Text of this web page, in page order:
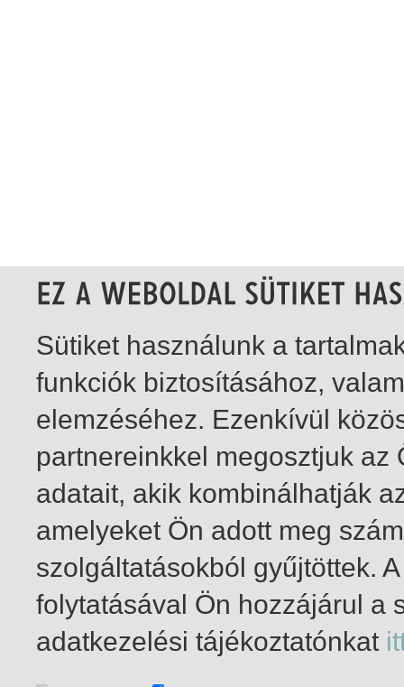
1-1 / insgesamt 1 Treffer
Sütiket használunk a
funkciók biztosításához,
elemzéséhez. Ezenkívül
partnereinkkel megosztjuk
adatait, akik kombinálhatják
amelyeket Ön adott meg
szolgáltatásokból gyűjtöttek.
folytatásával Ön hozzájárul a
adatkezelési tájékoztatónkat